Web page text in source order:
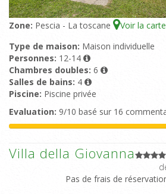
Zone: Pescia - La toscane Voir la carte
Type de maison: Maison individuelle
Personnes: 12-14
Chambres doubles: 6
Salles de bains: 4
Piscine: Piscine privée
Evaluation: 9/10 basé sur 16
Villa della Giovanna
Pas de frais de